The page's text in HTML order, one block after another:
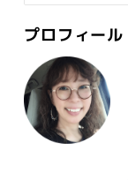
プロフィール